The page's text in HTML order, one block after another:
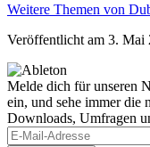
Weitere Themen von
Veröffentlicht am 3. Mai
Melde dich für unseren
ein, und sehe immer die
Downloads, Umfragen